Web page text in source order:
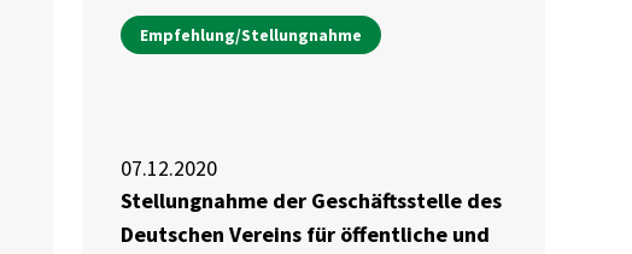
Empfehlung/Stellungnahme
07.12.2020
Stellungnahme der Geschäftsstelle des
Deutschen Vereins für öffentliche und